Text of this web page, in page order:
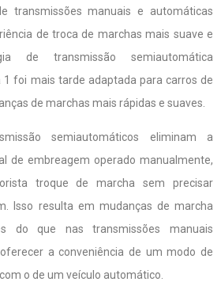
transmissões manuais e automáticas
de troca de marchas mais suave e
de transmissão semiautomática
1 foi mais tarde adaptada para carros de
de marchas mais rápidas e suaves.
semiautomáticos eliminam a
de embreagem operado manualmente,
troque de marcha sem precisar
Isso resulta em mudanças de marcha
do que nas transmissões manuais
a conveniência de um modo de
o de um veículo automático.